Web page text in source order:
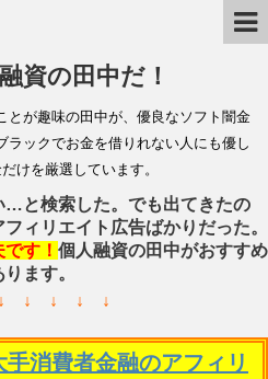
資の田中だ！
とが趣味の田中が、優良なソフト闇金
ラックでお金を借りれない人にも優し
けを厳選しています。
…と検索した。でも出てきたの
ィリエイト広告ばかりだった。
す！ 個人融資の田中がおすすめ
ます。
↓ ↓ ↓ ↓
消費者金融のアフィリ